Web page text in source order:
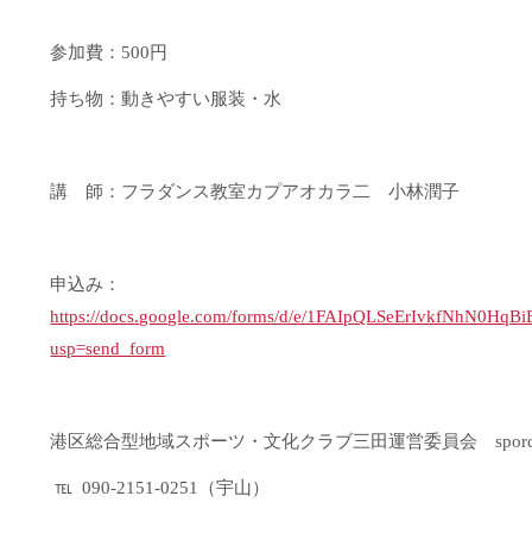
参加費：500円
持ち物：動きやすい服装・水
講 師：フラダンス教室カプアオカラ二 小林潤子
申込み：
https://docs.google.com/forms/d/e/
usp=send_form
港区総合型地域スポーツ・文化クラブ三田運営委員会
℡ 090-2151-0251（宇山）